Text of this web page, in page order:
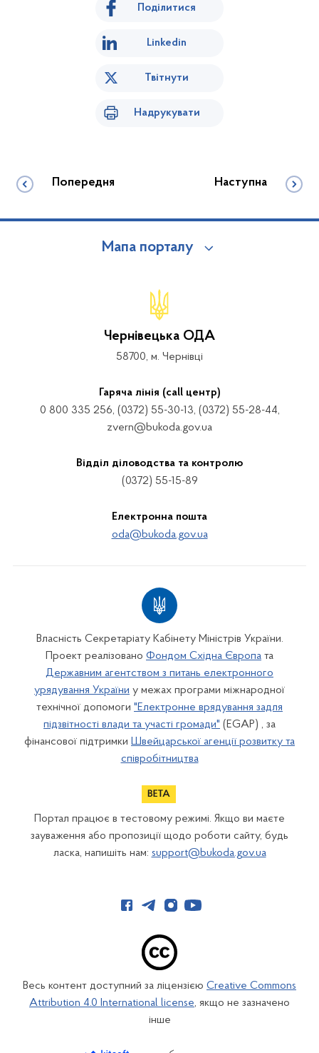
Поділитися
Linkedin
Твітнути
Надрукувати
Попередня Наступна
Мапа порталу
Чернівецька ОДА
58700, м. Чернівці
Гаряча лінія (call центр)
0 800 335 256, (0372) 55-30-13, (0372) 55-28-44,
zvern@bukoda.gov.ua
Відділ діловодства та контролю
(0372) 55-15-89
Електронна пошта
oda@bukoda.gov.ua
Власність Секретаріату Кабінету Міністрів України.
Проект реалізовано Фондом Східна Європа та
Державним агентством з питань електронного
урядування України у межах програми міжнародної
технічної допомоги "Електронне врядування задля
підзвітності влади та участі громади" (EGAP) , за
фінансової підтримки Швейцарської агенції розвитку та
співробітництва
Портал працює в тестовому режимі. Якщо ви маєте
зауваження або пропозиції щодо роботи сайту, будь
ласка, напишіть нам: support@bukoda.gov.ua
Весь контент доступний за ліцензією Creative Commons
Attribution 4.0 International license, якщо не зазначено
інше